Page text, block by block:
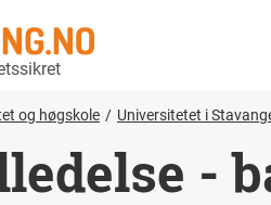
og høgskole Universitetet i
-